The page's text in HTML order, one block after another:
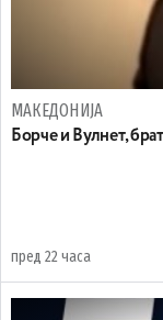
МАКЕДОНИЈА
Борче и Вулнет,
пред 22 часа